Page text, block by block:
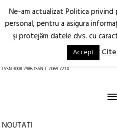
Arhitectură.
Oraș.
ISSN 3008-2986 ISSN-L 2069-721X
≡
NOUTATI
Ne-am actualizat Politica
personal, pentru a asigura
şi protejăm datele dvs. cu
Accept